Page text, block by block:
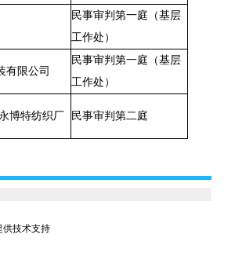
民事审判第一庭（基层
工作处）
有限公司
民事审判第一庭（基层
工作处）
博特纺织厂 民事审判第二庭
供技术支持